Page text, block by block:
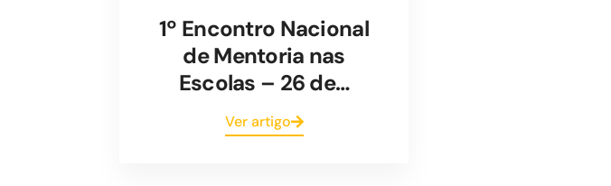
1º Encontro Nacional
de Mentoria nas
Escolas – 26 de…
Ver artigo